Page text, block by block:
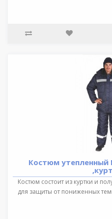
Костюм
Костюм состоит из куртки и
для защиты от пониженных